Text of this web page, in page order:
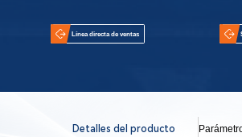
Línea directa de ventas
Detalles del producto